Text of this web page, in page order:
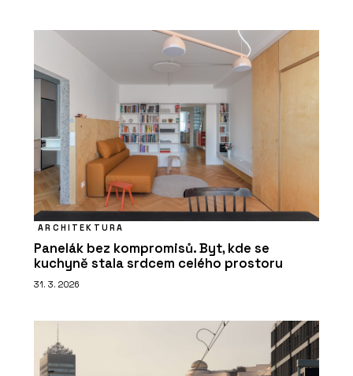
ARCHITEKTURA
Panelák bez kompromisů. Byt, kde se
kuchyně stala srdcem celého prostoru
31. 3. 2026